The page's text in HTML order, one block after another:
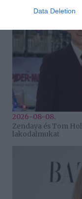
Data Deletion
2026-08-08.
Zendaya és Tom
lakodalmukat